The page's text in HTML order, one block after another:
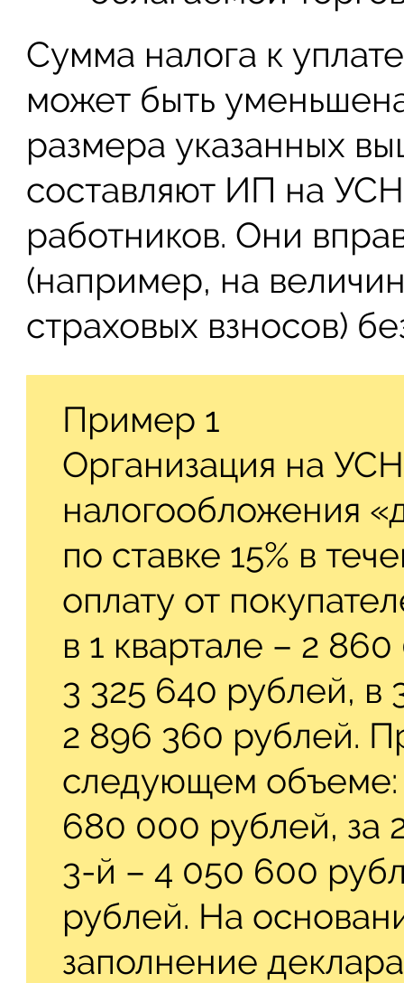
Сумма налога к
может быть
размера указанных
составляют ИП на
работников. Они
(например, на
страховых взносов)
Пример 1
Организация на
налогообложения
по ставке 15% в
оплату от
в 1 квартале – 2
3 325 640 рублей, в
2 896 360 рублей.
следующем объеме:
680 000 рублей, за
3-й – 4 050 600
рублей. На
заполнение